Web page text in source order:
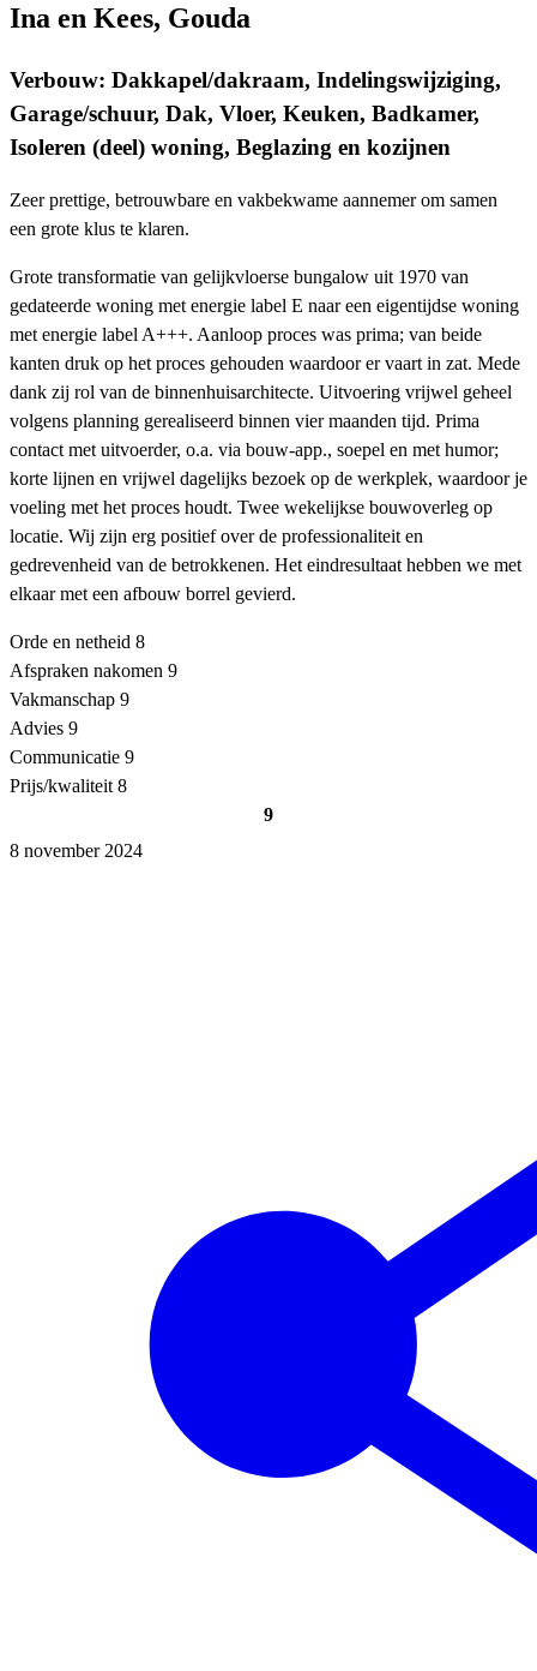
Ina en Kees, Gouda
Verbouw: Dakkapel/dakraam, Indelingswijziging,
Garage/schuur, Dak, Vloer, Keuken, Badkamer,
Isoleren (deel) woning, Beglazing en kozijnen
Zeer prettige, betrouwbare en vakbekwame aannemer om samen
een grote klus te klaren.
Grote transformatie van gelijkvloerse bungalow uit 1970 van
gedateerde woning met energie label E naar een eigentijdse woning
met energie label A+++. Aanloop proces was prima; van beide
kanten druk op het proces gehouden waardoor er vaart in zat. Mede
dank zij rol van de binnenhuisarchitecte. Uitvoering vrijwel geheel
volgens planning gerealiseerd binnen vier maanden tijd. Prima
contact met uitvoerder, o.a. via bouw-app., soepel en met humor;
korte lijnen en vrijwel dagelijks bezoek op de werkplek, waardoor je
voeling met het proces houdt. Twee wekelijkse bouwoverleg op
locatie. Wij zijn erg positief over de professionaliteit en
gedrevenheid van de betrokkenen. Het eindresultaat hebben we met
elkaar met een afbouw borrel gevierd.
Orde en netheid 8
Afspraken nakomen 9
Vakmanschap 9
Advies 9
Communicatie 9
Prijs/kwaliteit 8
9
8 november 2024